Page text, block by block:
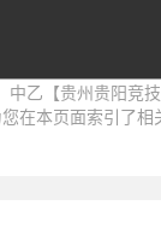
乙【贵州贵阳竞
在本页面索引了